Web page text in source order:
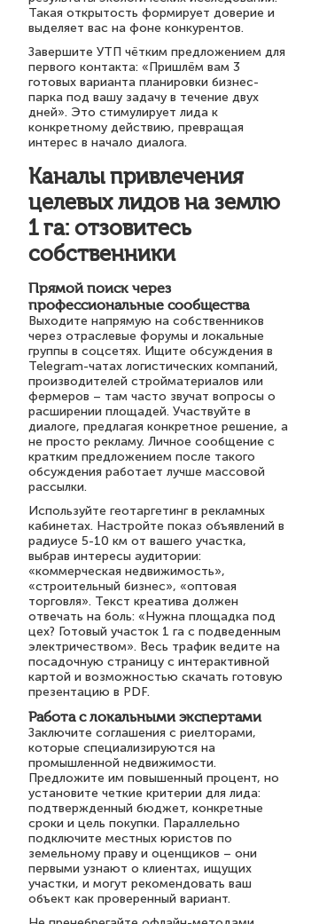
Такая открытость формирует доверие и
выделяет вас на фоне конкурентов.
Завершите УТП чётким предложением для
первого контакта: «Пришлём вам 3
готовых варианта планировки бизнес-
парка под вашу задачу в течение двух
дней». Это стимулирует лида к
конкретному действию, превращая
интерес в начало диалога.
Каналы привлечения
целевых лидов на землю
1 га: отзовитесь
собственники
Прямой поиск через
профессиональные сообщества
Выходите напрямую на собственников
через отраслевые форумы и локальные
группы в соцсетях. Ищите обсуждения в
Telegram-чатах логистических компаний,
производителей стройматериалов или
фермеров – там часто звучат вопросы о
расширении площадей. Участвуйте в
диалоге, предлагая конкретное решение, а
не просто рекламу. Личное сообщение с
кратким предложением после такого
обсуждения работает лучше массовой
рассылки.
Используйте геотаргетинг в рекламных
кабинетах. Настройте показ объявлений в
радиусе 5-10 км от вашего участка,
выбрав интересы аудитории:
«коммерческая недвижимость»,
«строительный бизнес», «оптовая
торговля». Текст креатива должен
отвечать на боль: «Нужна площадка под
цех? Готовый участок 1 га с подведенным
электричеством». Весь трафик ведите на
посадочную страницу с интерактивной
картой и возможностью скачать готовую
презентацию в PDF.
Работа с локальными экспертами
Заключите соглашения с риелторами,
которые специализируются на
промышленной недвижимости.
Предложите им повышенный процент, но
установите четкие критерии для лида:
подтвержденный бюджет, конкретные
сроки и цель покупки. Параллельно
подключите местных юристов по
земельному праву и оценщиков – они
первыми узнают о клиентах, ищущих
участки, и могут рекомендовать ваш
объект как проверенный вариант.